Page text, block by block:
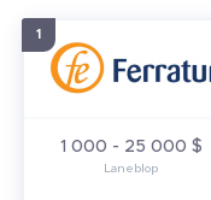
1 000 - 25 000 $